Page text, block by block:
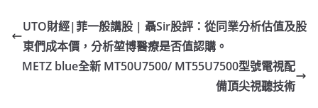
e
b
o
W
ei
b
s
A
p
h
at
er l y
n
k
UTO財經|菲一般講股 | 聶Sir股評：從同業分析估值及股
東們成本價，分析堃博醫療是否值認購。
METZ blue全新 MT50U7500/ MT55U7500型號電視配
備頂尖視聽技術